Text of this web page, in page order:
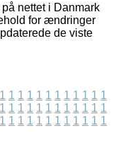
nettet i Danmark
for ændringer
de viste
1 1 1 1 1 1 1 1 1 1 1 1
1 1 1 1 1 1 1 1 1 1 1 1
1 1 1 1 1 1 1 1 1 1 1 1